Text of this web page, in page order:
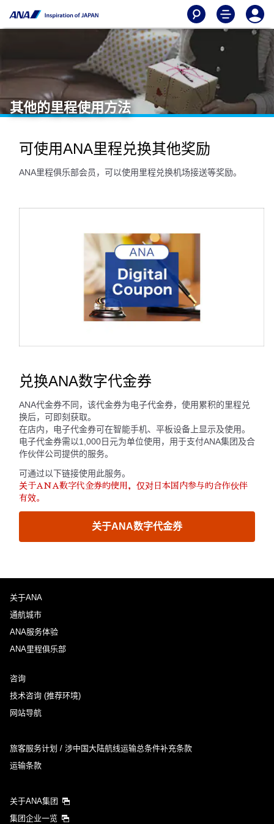
其他的里程使用方法
可使用ANA里程兑换其他奖励
ANA里程俱乐部会员，可以使用里程兑换机场接送等奖励。
兑换ANA数字代金券
ANA代金券不同，该代金券为电子代金券，使用累积的里程兑
换后，可即刻获取。
在店内，电子代金券可在智能手机、平板设备上显示及使用。
电子代金券需以1,000日元为单位使用，用于支付ANA集团及合
作伙伴公司提供的服务。
可通过以下链接使用此服务。
关于ANA数字代金券的使用，仅对日本国内参与的合作伙伴
有效。
关于ANA数字代金券
关于ANA
通航城市
ANA服务体验
ANA里程俱乐部
咨询
技术咨询 (推荐环境)
网站导航
旅客服务计划 / 涉中国大陆航线运输总条件补充条款
运输条款
关于ANA集团
集团企业一览